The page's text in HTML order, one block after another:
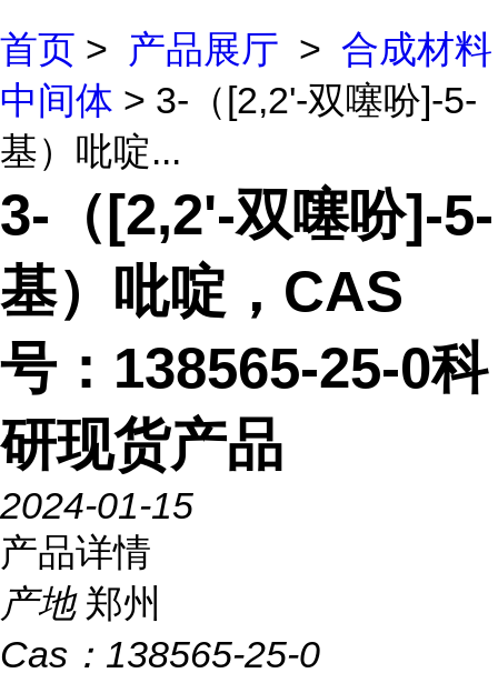
首页 > 产品展厅 > 合成材料
中间体 > 3-（[2,2'-双噻吩]-5-
基）吡啶...
3-（[2,2'-双噻吩]-5-
基）吡啶，CAS
号：138565-25-0科
研现货产品
2024-01-15
产品详情
产地 郑州
Cas： 138565-25-0